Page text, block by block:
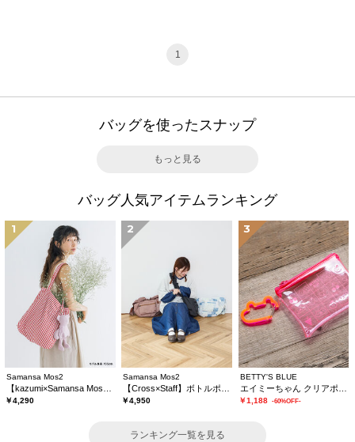
1
バッグを使ったスナップ
もっと見る
バッグ人気アイテムランキング
1
Samansa Mos2
￥4,290
2
Samansa Mos2
￥4,950
3
BETTY'S BLUE
￥1,188 -60%OFF-
ランキング一覧を見る